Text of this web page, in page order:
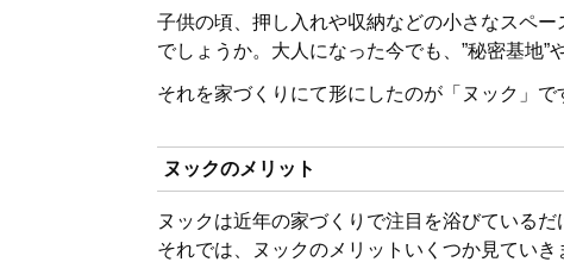
子供の頃、押し入れや収納などの小さなスペ
でしょうか。大人になった今でも、”秘密基地”
それを家づくりにて形にしたのが「ヌック」で
ヌックのメリット
ヌックは近年の家づくりで注目を浴びている
それでは、ヌックのメリットいくつか見ていき